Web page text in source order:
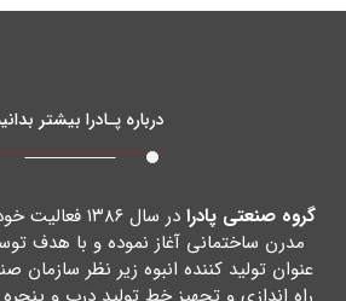
درباره پـادرا بیشتر
گروه صنعتی پادرا
در سال ۱۳۸۶
مدرن ساختمانی آغاز نموده و با هدف
عنوان تولید کننده انبوه زیر نظر